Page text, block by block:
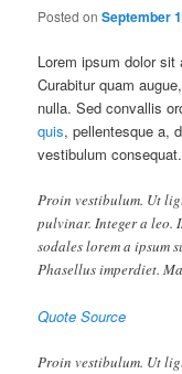
Posted onSeptember
Lorem ipsum dolor
Curabitur quam
nulla. Sed convallis
quis, pellentesque a,
vestibulum consequat.
Proin vestibulum. Ut
pulvinar. Integer a leo.
sodales lorem a
Phasellus imperdiet.
Quote Source
Proin vestibulum. Ut